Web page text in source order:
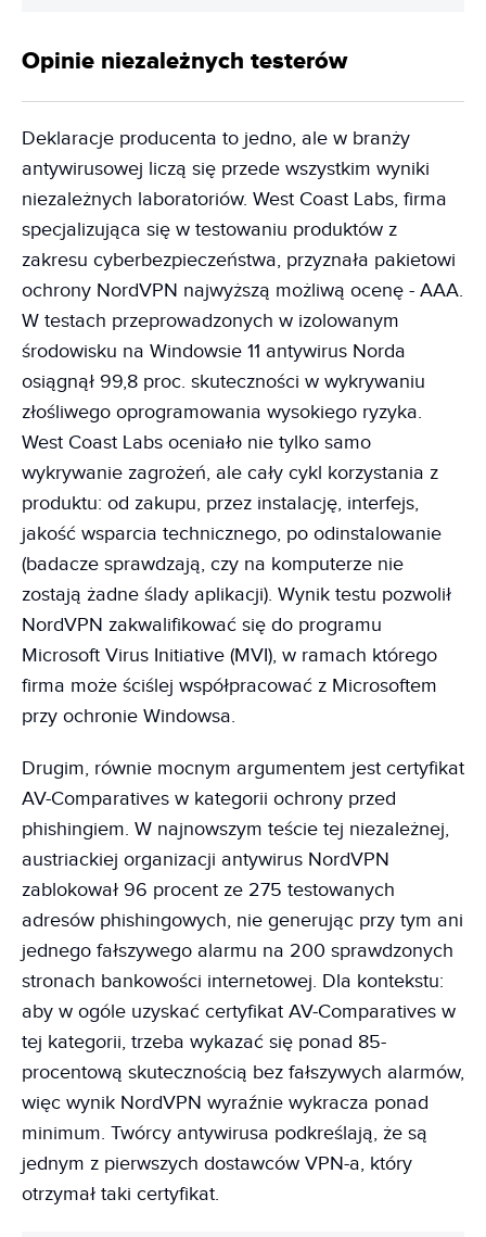
Opinie niezależnych testerów
Deklaracje producenta to jedno, ale w branży
antywirusowej liczą się przede wszystkim wyniki
niezależnych laboratoriów. West Coast Labs, firma
specjalizująca się w testowaniu produktów z
zakresu cyberbezpieczeństwa, przyznała pakietowi
ochrony NordVPN najwyższą możliwą ocenę - AAA.
W testach przeprowadzonych w izolowanym
środowisku na Windowsie 11 antywirus Norda
osiągnął 99,8 proc. skuteczności w wykrywaniu
złośliwego oprogramowania wysokiego ryzyka.
West Coast Labs oceniało nie tylko samo
wykrywanie zagrożeń, ale cały cykl korzystania z
produktu: od zakupu, przez instalację, interfejs,
jakość wsparcia technicznego, po odinstalowanie
(badacze sprawdzają, czy na komputerze nie
zostają żadne ślady aplikacji). Wynik testu pozwolił
NordVPN zakwalifikować się do programu
Microsoft Virus Initiative (MVI), w ramach którego
firma może ściślej współpracować z Microsoftem
przy ochronie Windowsa.
Drugim, równie mocnym argumentem jest certyfikat
AV-Comparatives w kategorii ochrony przed
phishingiem. W najnowszym teście tej niezależnej,
austriackiej organizacji antywirus NordVPN
zablokował 96 procent ze 275 testowanych
adresów phishingowych, nie generując przy tym ani
jednego fałszywego alarmu na 200 sprawdzonych
stronach bankowości internetowej. Dla kontekstu:
aby w ogóle uzyskać certyfikat AV-Comparatives w
tej kategorii, trzeba wykazać się ponad 85-
procentową skutecznością bez fałszywych alarmów,
więc wynik NordVPN wyraźnie wykracza ponad
minimum. Twórcy antywirusa podkreślają, że są
jednym z pierwszych dostawców VPN-a, który
otrzymał taki certyfikat.